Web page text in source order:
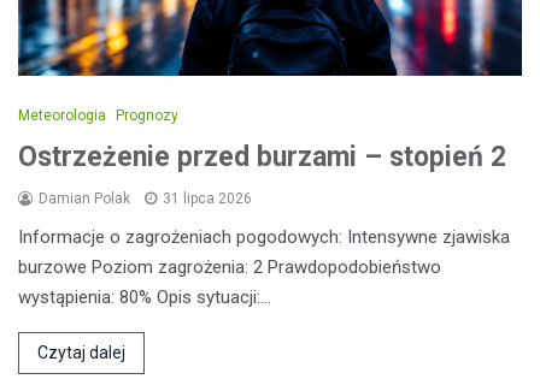
Meteorologia Prognozy
Ostrzeżenie przed burzami – stopień 2
Damian Polak 31 lipca 2026
Informacje o zagrożeniach pogodowych: Intensywne zjawiska
burzowe Poziom zagrożenia: 2 Prawdopodobieństwo
wystąpienia: 80% Opis sytuacji:…
Czytaj dalej